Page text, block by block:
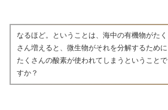
なるほど。ということは、海中の有機物がたく
さん増えると、微生物がそれを分解するために
たくさんの酸素が使われてしまうということで
すか？